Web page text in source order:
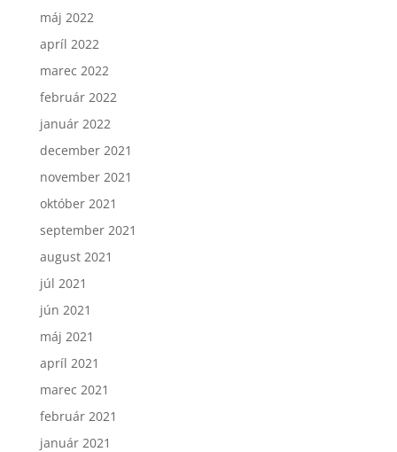
máj 2022
apríl 2022
marec 2022
február 2022
január 2022
december 2021
november 2021
október 2021
september 2021
august 2021
júl 2021
jún 2021
máj 2021
apríl 2021
marec 2021
február 2021
január 2021